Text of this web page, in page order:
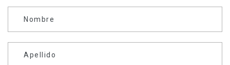
Nombre
Apellido